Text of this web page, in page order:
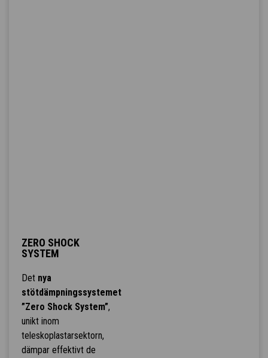
ZERO SHOCK
SYSTEM
Det nya
stötdämpningssystemet
”Zero Shock System”,
unikt inom
teleskoplastarsektorn,
dämpar effektivt de